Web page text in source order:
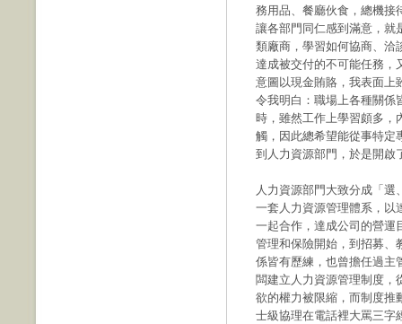
務用品、餐廳伙食，總機接
讓各部門同仁感到滿意，就
類廠商，學習如何協商、洽
達成被交付的不可能任務，
意圖以現金賄賂，我表面上
令我明白：職場上各種關係
時，雖然工作上學習頗多，
觸，因此總希望能從事特定
到人力資源部門，於是開啟
人力資源部門大致分成「
一套人力資源管理體系，以
一起合作，達成公司的營運
管理和保險開始，到招募、
係皆有歷練，也曾擔任過主
闆建立人力資源管理制度，
欲的權力被限縮，而制度推
士級協理在電話裡大罵三字